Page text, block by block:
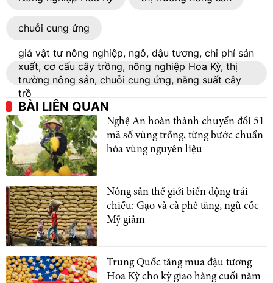
chuỗi cung ứng
giá vật tư nông nghiệp, ngô, đậu tương, chi phí sản
xuất, cơ cấu cây trồng, nông nghiệp Hoa Kỳ, thị
trường nông sản, chuỗi cung ứng, năng suất cây
trồ
BÀI LIÊN QUAN
Nghệ An hoàn thành chuyển đổi 51
mã số vùng trồng, từng bước chuẩn
hóa vùng nguyên liệu
Nông sản thế giới biến động trái
chiều: Gạo và cà phê tăng, ngũ cốc
Mỹ giảm
Trung Quốc tăng mua đậu tương
Hoa Kỳ cho kỳ giao hàng cuối năm